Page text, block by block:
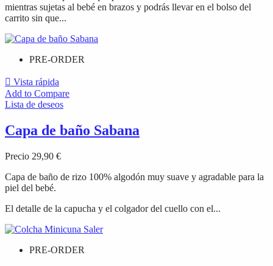
mientras sujetas al bebé en brazos y podrás llevar en el bolso del
carrito sin que...
PRE-ORDER
 Vista rápida
Add to Compare
Lista de deseos
Capa de baño Sabana
Precio 29,90 €
Capa de baño de rizo 100% algodón muy suave y agradable para la
piel del bebé.
El detalle de la capucha y el colgador del cuello con el...
PRE-ORDER